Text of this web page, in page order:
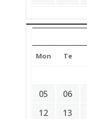
Mon Te
05
06
12
13